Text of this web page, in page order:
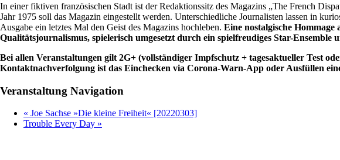
In einer fiktiven französischen Stadt ist der Redaktionssitz des Magazins „The French
Jahr 1975 soll das Magazin eingestellt werden. Unterschiedliche Journalisten lassen in
Ausgabe ein letztes Mal den Geist des Magazins hochleben. Eine nostalgische
Qualitätsjournalismus, spielerisch umgesetzt durch ein spielfreudiges Star-
Bei allen Veranstaltungen gilt 2G+ (vollständiger Impfschutz + tagesaktueller Test
Kontaktnachverfolgung ist das Einchecken via Corona-Warn-App oder Ausfüllen
Veranstaltung Navigation
« Joe Sachse »Die kleine Freiheit« [20220303]
Trouble Every Day »